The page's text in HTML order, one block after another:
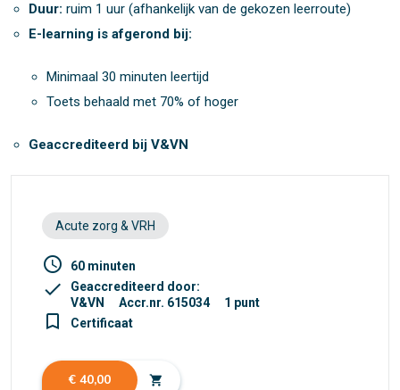
Duur: ruim 1 uur (afhankelijk van de gekozen leerroute)
E-learning is afgerond bij:
Minimaal 30 minuten leertijd
Toets behaald met 70% of hoger
Geaccrediteerd bij V&VN
Acute zorg & VRH
access_time 60 minuten
check
Geaccrediteerd door:
V&VN
Accr.nr. 615034 1 punt
turned_in_not Certificaat
€ 40,00 shopping_cart